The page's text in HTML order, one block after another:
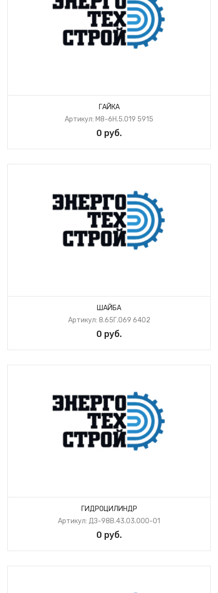
ГАЙКА
Артикул: М8-6Н.5.019 5915
0 руб.
ШАЙБА
Артикул: 8.65Г.069 6402
0 руб.
ГИДРОЦИЛИНДР
Артикул: ДЗ-98В.43.03.000-01
0 руб.